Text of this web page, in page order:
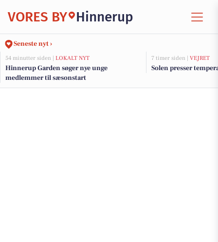
VORES BY Hinnerup
Seneste nyt ›
54 minutter siden | LOKALT NYT
Hinnerup Garden søger nye unge
medlemmer til sæsonstart
7 timer siden | VEJRET
Solen presser